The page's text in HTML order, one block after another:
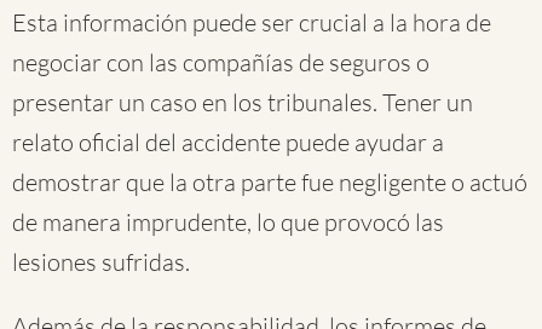
Esta información puede ser crucial a la hora de
negociar con las compañías de seguros o
presentar un caso en los tribunales. Tener un
relato oficial del accidente puede ayudar a
demostrar que la otra parte fue negligente o actuó
de manera imprudente, lo que provocó las
lesiones sufridas.